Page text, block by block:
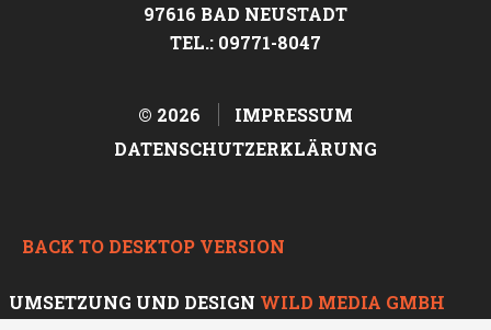
97616 BAD NEUSTADT
TEL.: 09771-8047
© 2026
IMPRESSUM
DATENSCHUTZERKLÄRUNG
BACK TO DESKTOP VERSION
UMSETZUNG UND DESIGN WILD MEDIA GMBH